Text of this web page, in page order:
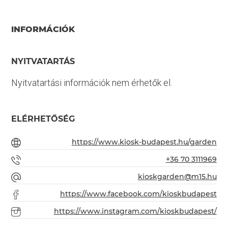
INFORMÁCIÓK
NYITVATARTÁS
Nyitvatartási információk nem érhetők el.
ELÉRHETŐSÉG
https://www.kiosk-budapest.hu/garden
+36 70 3111969
kioskgarden@m15.hu
https://www.facebook.com/kioskbudapest
https://www.instagram.com/kioskbudapest/